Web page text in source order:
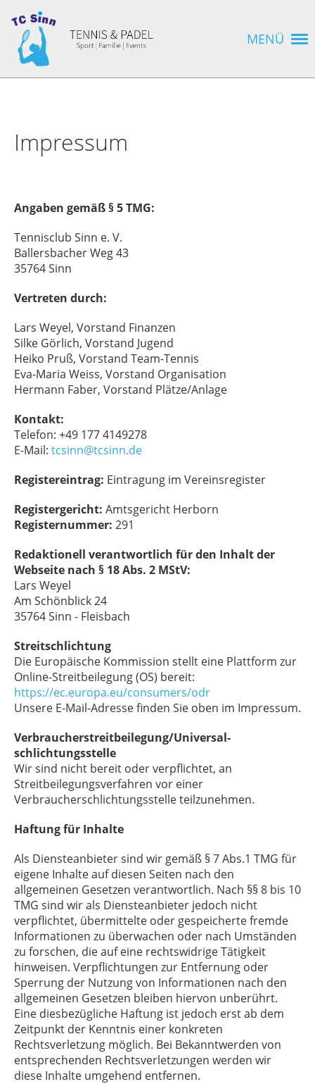
MENÜ
Impressum
Angaben gemäß § 5 TMG:
Tennisclub Sinn e. V.
Ballersbacher Weg 43
35764 Sinn
Vertreten durch:
Lars Weyel, Vorstand Finanzen
Silke Görlich, Vorstand Jugend
Heiko Pruß, Vorstand Team-Tennis
Eva-Maria Weiss, Vorstand Organisation
Hermann Faber, Vorstand Plätze/Anlage
Kontakt:
Telefon: +49 177 4149278
E-Mail: tcsinn@tcsinn.de
Registereintrag: Eintragung im Vereinsregister
Registergericht: Amtsgericht Herborn
Registernummer: 291
Redaktionell verantwortlich für den Inhalt der
Webseite nach § 18 Abs. 2 MStV:
Lars Weyel
Am Schönblick 24
35764 Sinn - Fleisbach
Streitschlichtung
Die Europäische Kommission stellt eine Plattform zur
Online-Streitbeilegung (OS) bereit:
https://ec.europa.eu/consumers/odr
Unsere E-Mail-Adresse finden Sie oben im Impressum.
Verbraucher­streit­beilegung/Universal­
schlichtungs­stelle
Wir sind nicht bereit oder verpflichtet, an
Streitbeilegungsverfahren vor einer
Verbraucherschlichtungsstelle teilzunehmen.
Haftung für Inhalte
Als Diensteanbieter sind wir gemäß § 7 Abs.1 TMG für
eigene Inhalte auf diesen Seiten nach den
allgemeinen Gesetzen verantwortlich. Nach §§ 8 bis 10
TMG sind wir als Diensteanbieter jedoch nicht
verpflichtet, übermittelte oder gespeicherte fremde
Informationen zu überwachen oder nach Umständen
zu forschen, die auf eine rechtswidrige Tätigkeit
hinweisen. Verpflichtungen zur Entfernung oder
Sperrung der Nutzung von Informationen nach den
allgemeinen Gesetzen bleiben hiervon unberührt.
Eine diesbezügliche Haftung ist jedoch erst ab dem
Zeitpunkt der Kenntnis einer konkreten
Rechtsverletzung möglich. Bei Bekanntwerden von
entsprechenden Rechtsverletzungen werden wir
diese Inhalte umgehend entfernen.